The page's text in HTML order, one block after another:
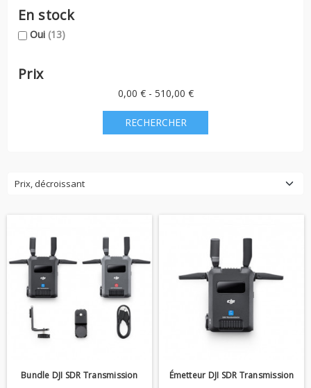
En stock
Oui (13)
Prix
0,00 € - 510,00 €
Prix, décroissant
Bundle DJI SDR Transmission Émetteur DJI SDR Transmission